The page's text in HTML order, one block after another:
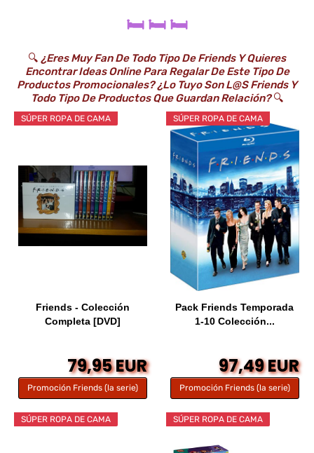
🛏️ 🛏️ 🛏️
🔍 ¿Eres Muy Fan De Todo Tipo De Friends Y Quieres
Encontrar Ideas Online Para Regalar De Este Tipo De
Productos Promocionales? ¿Lo Tuyo Son L@s Friends Y
Todo Tipo De Productos Que Guardan Relación?🔍
SÚPER ROPA DE CAMA
Friends - Colección
Completa [DVD]
79,95 EUR
Promoción Friends (la serie)
SÚPER ROPA DE CAMA
Pack Friends Temporada
1-10 Colección...
97,49 EUR
Promoción Friends (la serie)
SÚPER ROPA DE CAMA SÚPER ROPA DE CAMA